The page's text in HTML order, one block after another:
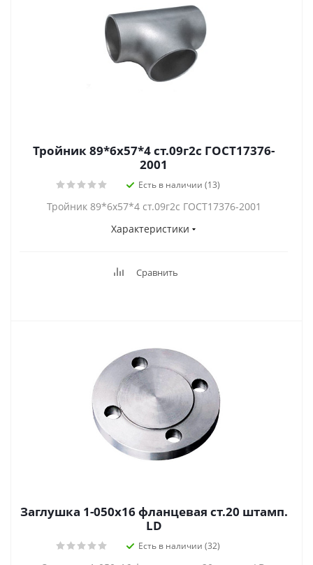
Тройник 89*6х57*4 ст.09г2с ГОСТ17376-
2001
Есть в наличии (13)
Тройник 89*6х57*4 ст.09г2с ГОСТ17376-2001
Характеристики
Сравнить
Заглушка 1-050х16 фланцевая ст.20 штамп.
LD
Есть в наличии (32)